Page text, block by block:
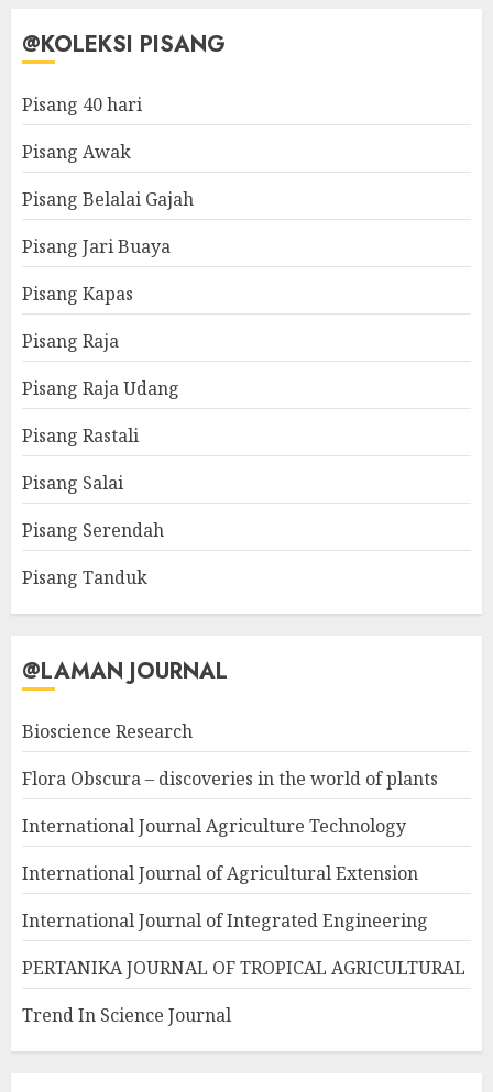
@KOLEKSI PISANG
Pisang 40 hari
Pisang Awak
Pisang Belalai Gajah
Pisang Jari Buaya
Pisang Kapas
Pisang Raja
Pisang Raja Udang
Pisang Rastali
Pisang Salai
Pisang Serendah
Pisang Tanduk
@LAMAN JOURNAL
Bioscience Research
Flora Obscura – discoveries in the world of plants
International Journal Agriculture Technology
International Journal of Agricultural Extension
International Journal of Integrated Engineering
PERTANIKA JOURNAL OF TROPICAL AGRICULTURAL
Trend In Science Journal